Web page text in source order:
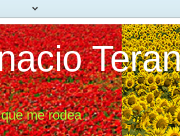
me rodea